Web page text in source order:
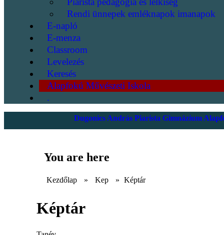
Rendi ünnepek emléknapok imanapok
E-napló
E-menza
Classroom
Levelezés
Keresés
Alapfokú Művészeti Iskola
.
Dugonics András Piarista Gimnázium
You are here
Kezdőlap » Kep » Képtár
Képtár